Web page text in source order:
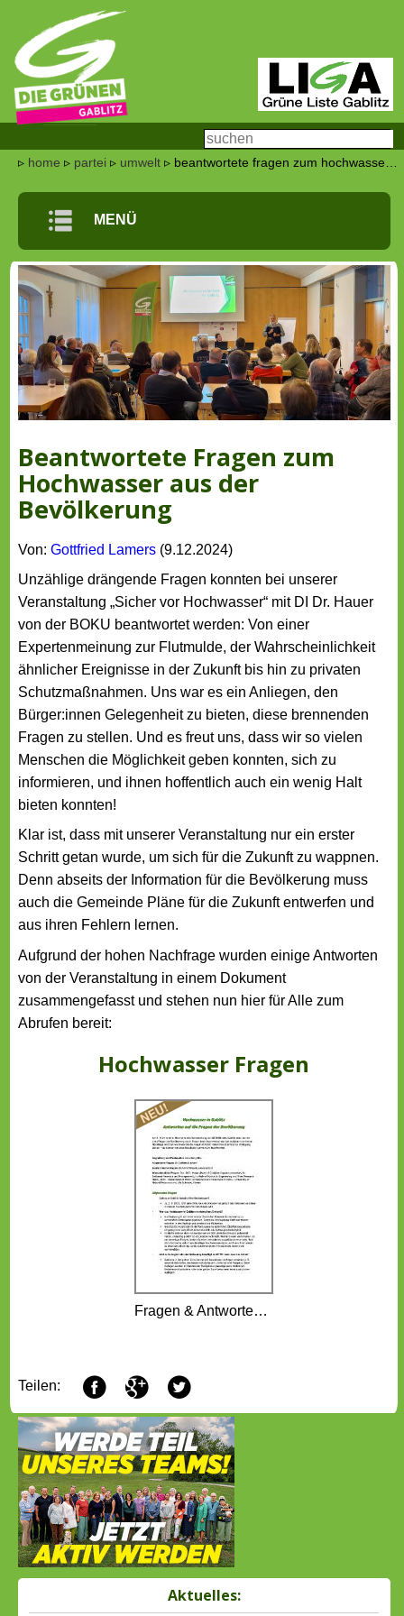
▹ home ▹ partei▹ umwelt▹ beantwortete fragen zum hochwasser aus der bevölkerung
m MENÜ
Beantwortete Fragen zum
Hochwasser aus der
Bevölkerung
Von: Gottfried Lamers(9.12.2024)
Unzählige drängende Fragen konnten bei unserer
Veranstaltung „Sicher vor Hochwasser“ mit DI Dr. Hauer
von der BOKU beantwortet werden: Von einer
Expertenmeinung zur Flutmulde, der Wahrscheinlichkeit
ähnlicher Ereignisse in der Zukunft bis hin zu privaten
Schutzmaßnahmen. Uns war es ein Anliegen, den
Bürger:innen Gelegenheit zu bieten, diese brennenden
Fragen zu stellen. Und es freut uns, dass wir so vielen
Menschen die Möglichkeit geben konnten, sich zu
informieren, und ihnen hoffentlich auch ein wenig Halt
bieten konnten!
Klar ist, dass mit unserer Veranstaltung nur ein erster
Schritt getan wurde, um sich für die Zukunft zu wappnen.
Denn abseits der Information für die Bevölkerung muss
auch die Gemeinde Pläne für die Zukunft entwerfen und
aus ihren Fehlern lernen.
Aufgrund der hohen Nachfrage wurden einige Antworten
von der Veranstaltung in einem Dokument
zusammengefasst und stehen nun hier für Alle zum
Abrufen bereit:
Hochwasser Fragen
Fragen & Antworten zum Hochwasser
Teilen: F G T
Aktuelles: